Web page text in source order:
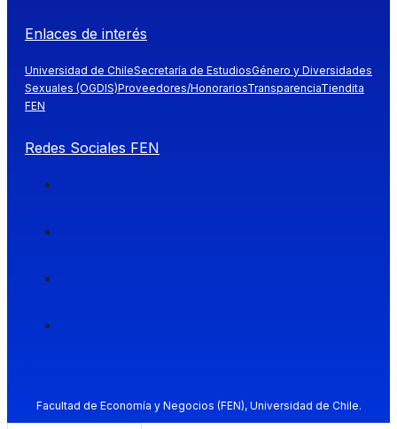
Enlaces de interés
Universidad de ChileSecretaría de EstudiosGénero y Diversidades
Sexuales (OGDIS)Proveedores/HonorariosTransparenciaTiendita
FEN
Redes Sociales FEN
Facultad de Economía y Negocios (FEN), Universidad de Chile.